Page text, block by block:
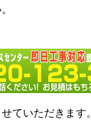
ていただきます。